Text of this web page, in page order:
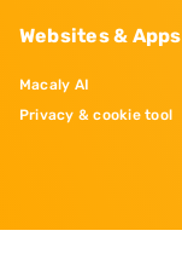
Websites & Apps
Macaly AI
Privacy & cookie tool